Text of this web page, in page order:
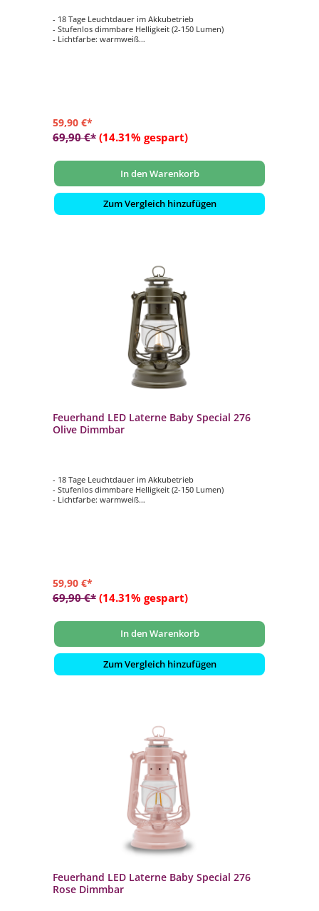
- 18 Tage Leuchtdauer im Akkubetrieb
- Stufenlos dimmbare Helligkeit (2-150 Lumen)
- Lichtfarbe: warmweiß
59,90 €*
69,90 €* (14.31% gespart)
In den Warenkorb
Zum Vergleich hinzufügen
Feuerhand LED Laterne Baby Special 276
Olive Dimmbar
- 18 Tage Leuchtdauer im Akkubetrieb
- Stufenlos dimmbare Helligkeit (2-150 Lumen)
- Lichtfarbe: warmweiß
59,90 €*
69,90 €* (14.31% gespart)
In den Warenkorb
Zum Vergleich hinzufügen
Feuerhand LED Laterne Baby Special 276
Rose Dimmbar